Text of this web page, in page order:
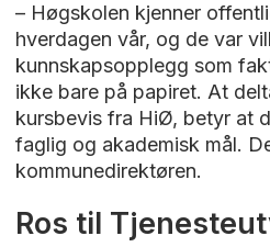
– Høgskolen kjenner
hverdagen vår, og de var
kunnskapsopplegg som
ikke bare på papiret. At
kursbevis fra HiØ, betyr at
faglig og akademisk mål.
kommunedirektøren.
Ros til